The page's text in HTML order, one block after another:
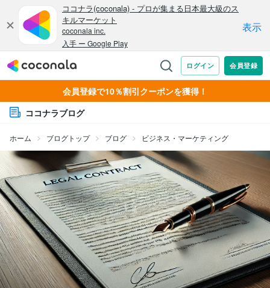
会員登録で10％割引クーポンを獲得！
ココナラブログ
ホーム ブログトップ ブログ ビジネス・マーケティング